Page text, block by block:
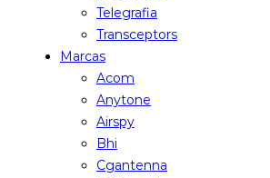
Telegrafia
Transceptors
Marcas
Acom
Anytone
Airspy
Bhi
Cgantenna